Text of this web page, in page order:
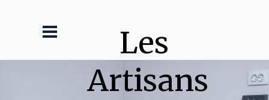
Les
Artisans